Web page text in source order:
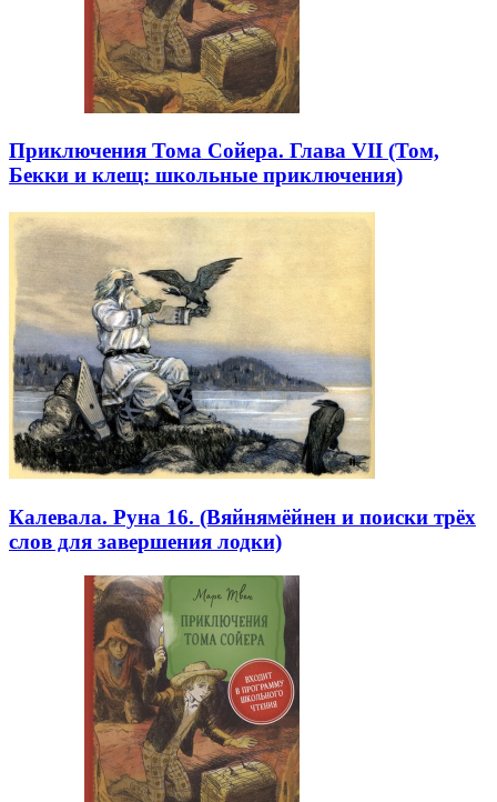
Приключения Тома Сойера. Глава VII (Том,
Бекки и клещ: школьные приключения)
Калевала. Руна 16. (Вяйнямёйнен и поиски трёх
слов для завершения лодки)